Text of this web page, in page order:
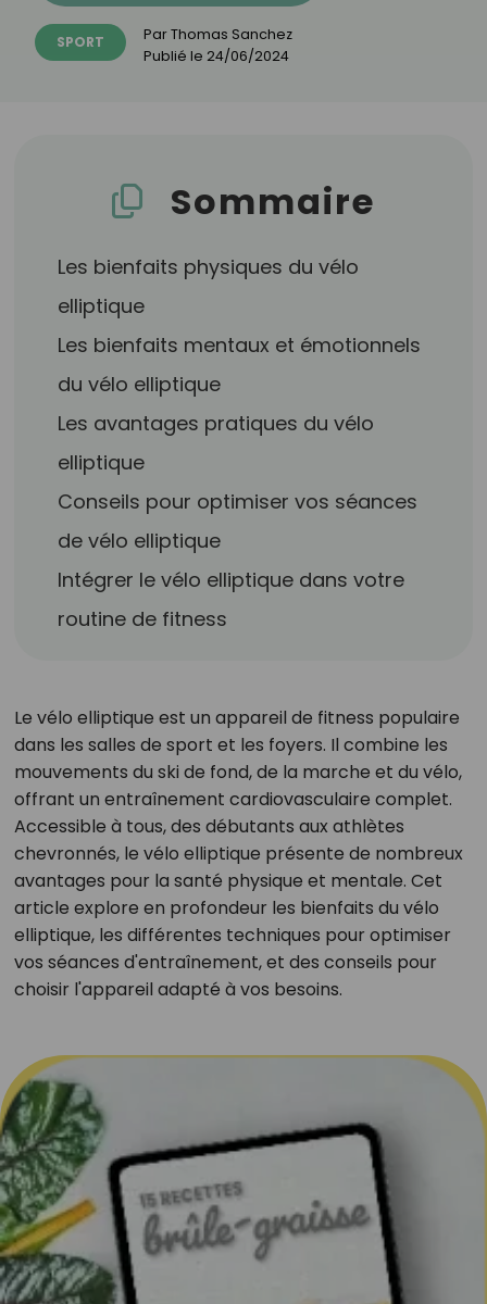
SPORT ParThomas Sanchez
Publié le 24/06/2024
Sommaire
Les bienfaits physiques du vélo
elliptique
Les bienfaits mentaux et émotionnels
du vélo elliptique
Les avantages pratiques du vélo
elliptique
Conseils pour optimiser vos séances
de vélo elliptique
Intégrer le vélo elliptique dans votre
routine de fitness
Le vélo elliptique est un appareil de fitness populaire
dans les salles de sport et les foyers. Il combine les
mouvements du ski de fond, de la marche et du vélo,
offrant un entraînement cardiovasculaire complet.
Accessible à tous, des débutants aux athlètes
chevronnés, le vélo elliptique présente de nombreux
avantages pour la santé physique et mentale. Cet
article explore en profondeur les bienfaits du vélo
elliptique, les différentes techniques pour optimiser
vos séances d'entraînement, et des conseils pour
choisir l'appareil adapté à vos besoins.